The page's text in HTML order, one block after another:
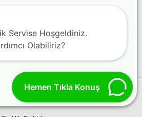
2023 Perfection Dijital AjansKreatif
Programlama
Hemen Tıkla Konuş
Servise Hoşgeldiniz.
Olabiliriz?